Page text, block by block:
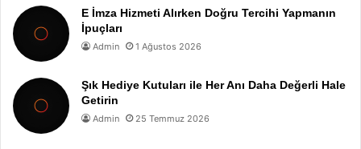
E İmza Hizmeti Alırken Doğru Tercihi Yapmanın
İpuçları
Admin 1 Ağustos 2026
Şık Hediye Kutuları ile Her Anı Daha Değerli Hale
Getirin
Admin 25 Temmuz 2026